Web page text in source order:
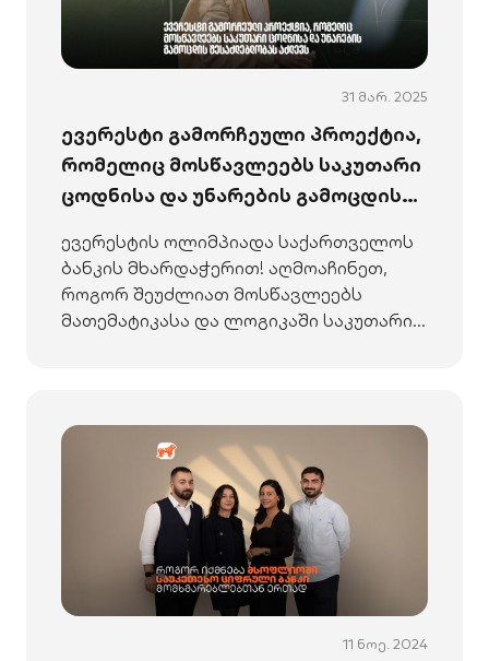
31 მარ. 2025
ევერესტი გამორჩეული პროექტია,
რომელიც მოსწავლეებს საკუთარი
ცოდნისა და უნარების გამოცდის
გაჩეჩილაძე
ევერესტის ოლიმპიადა საქართველოს
ბანკის მხარდაჭერით! აღმოაჩინეთ,
როგორ შეუძლიათ მოსწავლეებს
მათემატიკასა და ლოგიკაში საკუთარი
11 ნოე. 2024